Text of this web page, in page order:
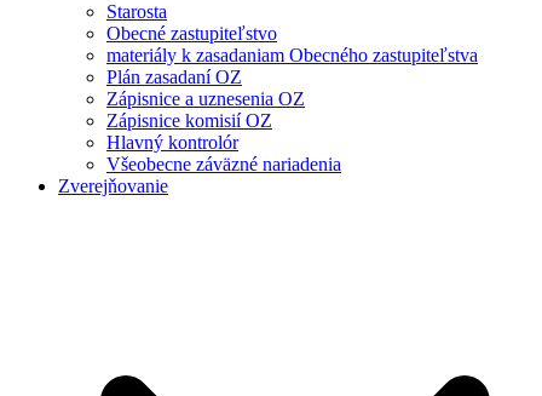
Starosta
Obecné zastupiteľstvo
materiály k zasadaniam Obecného zastupiteľstva
Plán zasadaní OZ
Zápisnice a uznesenia OZ
Zápisnice komisií OZ
Hlavný kontrolór
Všeobecne záväzné nariadenia
Zverejňovanie